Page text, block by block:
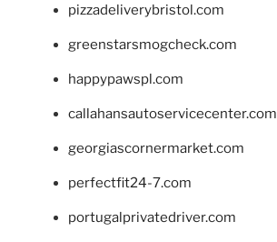
pizzadeliverybristol.com
greenstarsmogcheck.com
happypawspl.com
callahansautoservicecenter.com
georgiascornermarket.com
perfectfit24-7.com
portugalprivatedriver.com